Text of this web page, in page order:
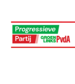
naar
inhoud
(Druk